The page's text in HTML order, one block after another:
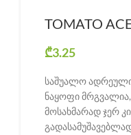
TOMATO
₾3.25
საშუალო
ნაყოფი მრგვალია,
მოსახმარად ჯერ